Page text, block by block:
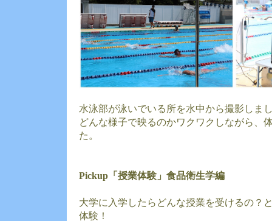
水泳部が泳いでいる所を水中から撮影しま
どんな様子で映るのかワクワクしながら、
た。
Pickup「授業体験」食品衛生学編
大学に入学したらどんな授業を受けるの？
体験！